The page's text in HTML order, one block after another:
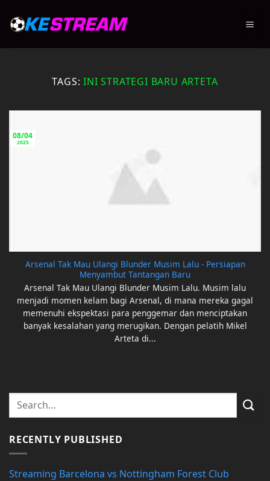
TAGS:INI STRATEGI BARU ARTETA
Arsenal Tak Mau Ulangi Blunder Musim Lalu - Persiapan
Menyambut Tantangan Baru
Arsenal Tak Mau Ulangi Blunder Musim Lalu. Musim lalu
menjadi momen kelam bagi Arsenal, di mana mereka gagal
memenuhi ekspektasi para penggemar dan menciptakan
banyak kesalahan yang merugikan. Dengan pelatih Mikel
Arteta di...
08/04
2025
RECENTLY PUBLISHED
Streaming Barcelona vs Nottingham Forest Club